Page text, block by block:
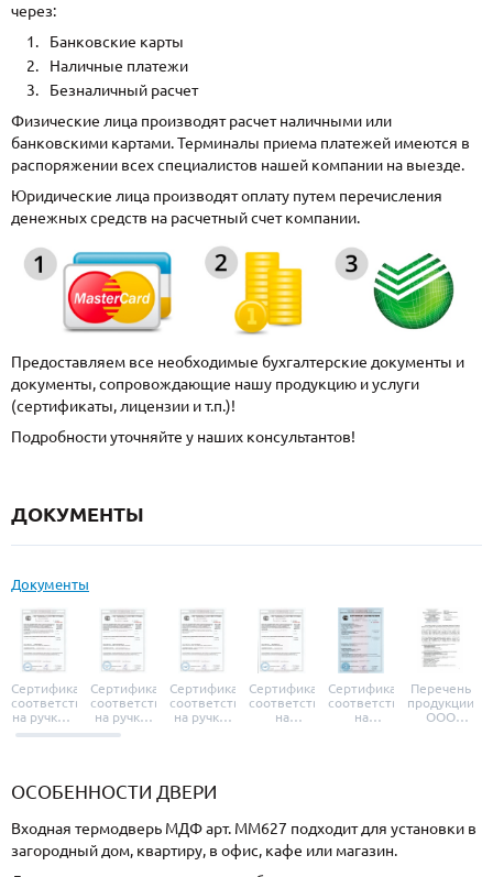
через:
Банковские карты
Наличные платежи
Безналичный расчет
Физические лица производят расчет наличными или
банковскими картами. Терминалы приема платежей имеются в
распоряжении всех специалистов нашей компании на выезде.
Юридические лица производят оплату путем перечисления
денежных средств на расчетный счет компании.
Предоставляем все необходимые бухгалтерские документы и
документы, сопровождающие нашу продукцию и услуги
(сертификаты, лицензии и т.п.)!
Подробности уточняйте у наших консультантов!
ДОКУМЕНТЫ
Документы
Сертификат
соответствия
на ручки и
броненакладки
Сертификат
соответствия
на ручки-
защелки
Сертификат
соответствия
на ручки-
Сертификат
соответствия
на
Сертификат
соответствия
на
Перечень
продукции
ООО
ОСОБЕННОСТИ ДВЕРИ
Входная термодверь МДФ арт. ММ627 подходит для установки в
загородный дом, квартиру, в офис, кафе или магазин.